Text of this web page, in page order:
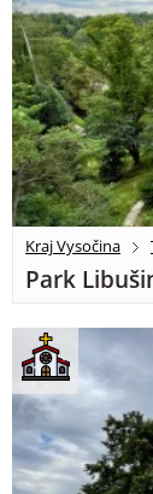
Kraj Vysočina
Park